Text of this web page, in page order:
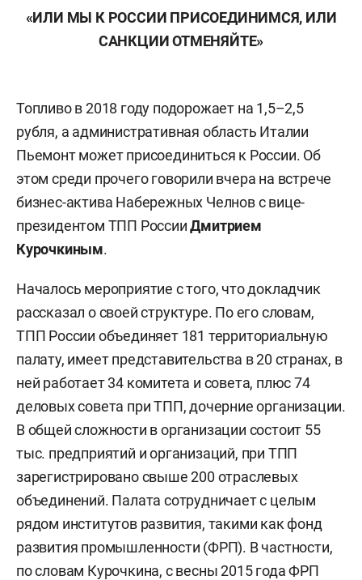
«ИЛИ МЫ К РОССИИ ПРИСОЕДИНИМСЯ, ИЛИ
САНКЦИИ ОТМЕНЯЙТЕ»
Топливо в 2018 году подорожает на 1,5–2,5
рубля, а административная область Италии
Пьемонт может присоединиться к России. Об
этом среди прочего говорили вчера на встрече
бизнес-актива Набережных Челнов с вице-
президентом ТПП РоссииДмитрием
Курочкиным.
Началось мероприятие с того, что докладчик
рассказал о своей структуре. По его словам,
ТПП России объединяет 181 территориальную
палату, имеет представительства в 20 странах, в
ней работает 34 комитета и совета, плюс 74
деловых совета при ТПП, дочерние организации.
В общей сложности в организации состоит 55
тыс. предприятий и организаций, при ТПП
зарегистрировано свыше 200 отраслевых
объединений. Палата сотрудничает с целым
рядом институтов развития, такими как фонд
развития промышленности (ФРП). В частности,
по словам Курочкина, с весны 2015 года ФРП